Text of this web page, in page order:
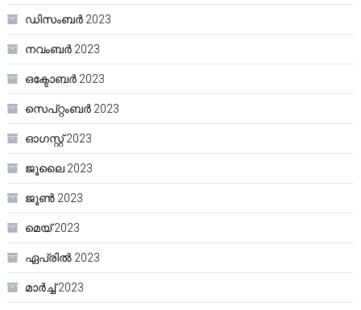
ഡിസംബർ 2023
നവംബർ 2023
ഒക്ടോബർ 2023
സെപ്റ്റംബർ 2023
ഓഗസ്റ്റ്‌ 2023
ജൂലൈ 2023
ജൂൺ 2023
മെയ്‌ 2023
ഏപ്രിൽ 2023
മാർച്ച്‌ 2023